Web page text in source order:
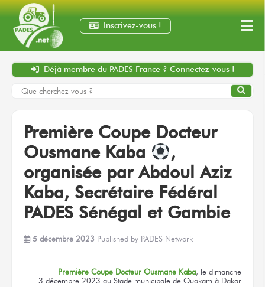
Inscrivez-vous !
Déjà membre du PADES France ? Connectez-vous !
Première CoupeDocteur
Ousmane Kaba
,
organisée par Abdoul Aziz
Kaba, Secrétaire Fédéral
PADES Sénégal et Gambie
5 décembre 2023 Published by PADES Network
Première Coupe Docteur Ousmane Kaba, le dimanche
3 décembre 2023 au Stade municipale de Ouakam à Dakar